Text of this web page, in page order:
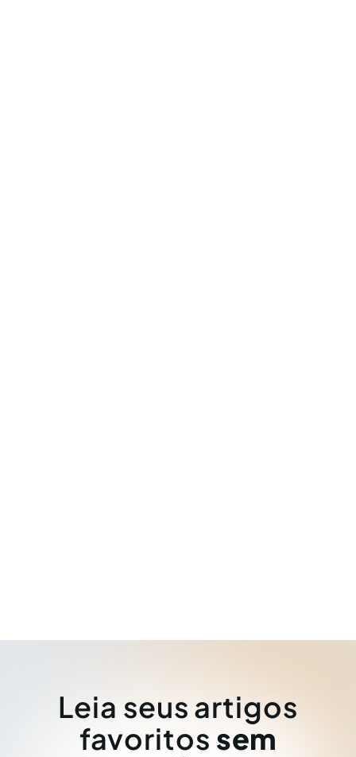
Leia seus artigos
favoritos sem